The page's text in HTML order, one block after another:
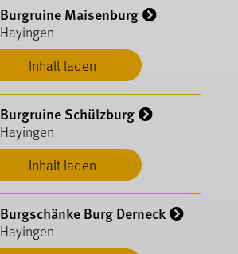
Inhalt laden
Burgruine Maisenburg
Hayingen
Inhalt laden
Burgruine Schülzburg
Hayingen
Burgschänke Burg Derneck
Hayingen